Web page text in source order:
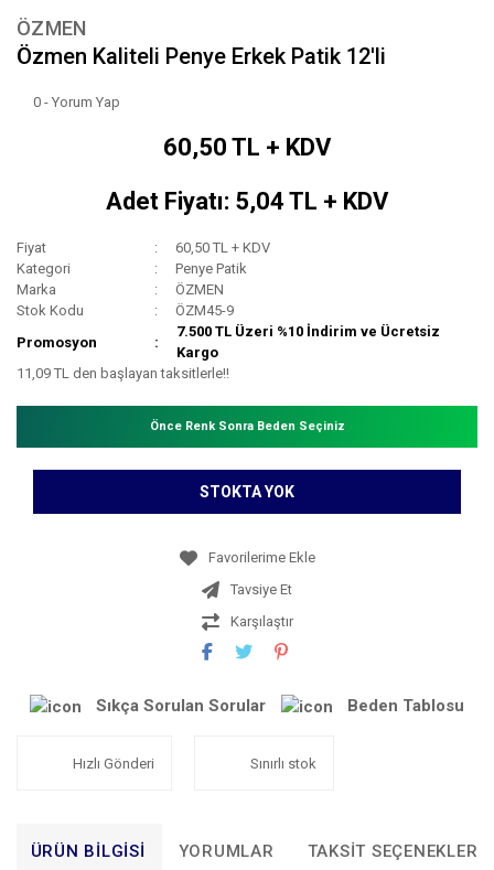
ÖZMEN
Özmen Kaliteli Penye Erkek Patik 12'li
0 - Yorum Yap
60,50 TL + KDV
Adet Fiyatı: 5,04 TL + KDV
Fiyat
60,50 TL + KDV
Kategori
Penye Patik
Marka
ÖZMEN
Stok Kodu
ÖZM45-9
Promosyon
7.500 TL Üzeri %10 İndirim ve Ücretsiz
Kargo
11,09 TL den başlayan taksitlerle!!
Önce Renk Sonra Beden Seçiniz
STOKTA YOK
Tavsiye Et
Karşılaştır
Sıkça Sorulan Sorular Beden Tablosu
Hızlı Gönderi Sınırlı stok
ÜRÜN BILGISI YORUMLAR TAKSIT SEÇENEKLERI